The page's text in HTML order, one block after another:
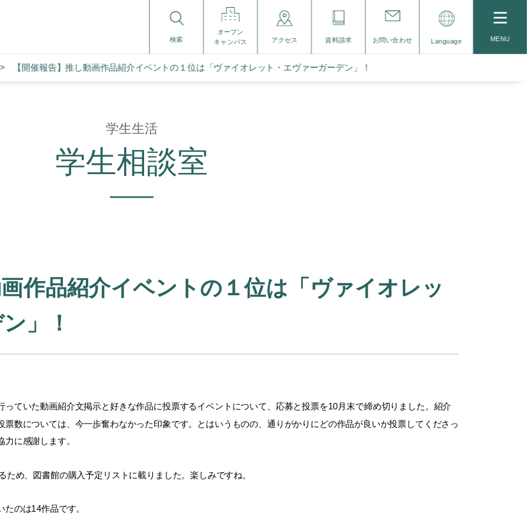
検索
オープン
キャンパス アクセス 資料請求 お問い合わせ Language MENU
【開催報告】推し動画作品紹介イベントの１位は「ヴァイオレット・エヴァーガーデン」！
学生生活
学生相談室
作品紹介イベントの１位は「ヴァイオレッ
」！
ていた動画紹介文掲示と好きな作品に投票するイベントについて、応募と投票を10月末で締め切りました。紹介
数については、今一歩奮わなかった印象です。とはいうものの、通りがかりにどの作品が良いか投票してくださっ
に感謝します。
め、図書館の購入予定リストに載りました。楽しみですね。
のは14作品です。